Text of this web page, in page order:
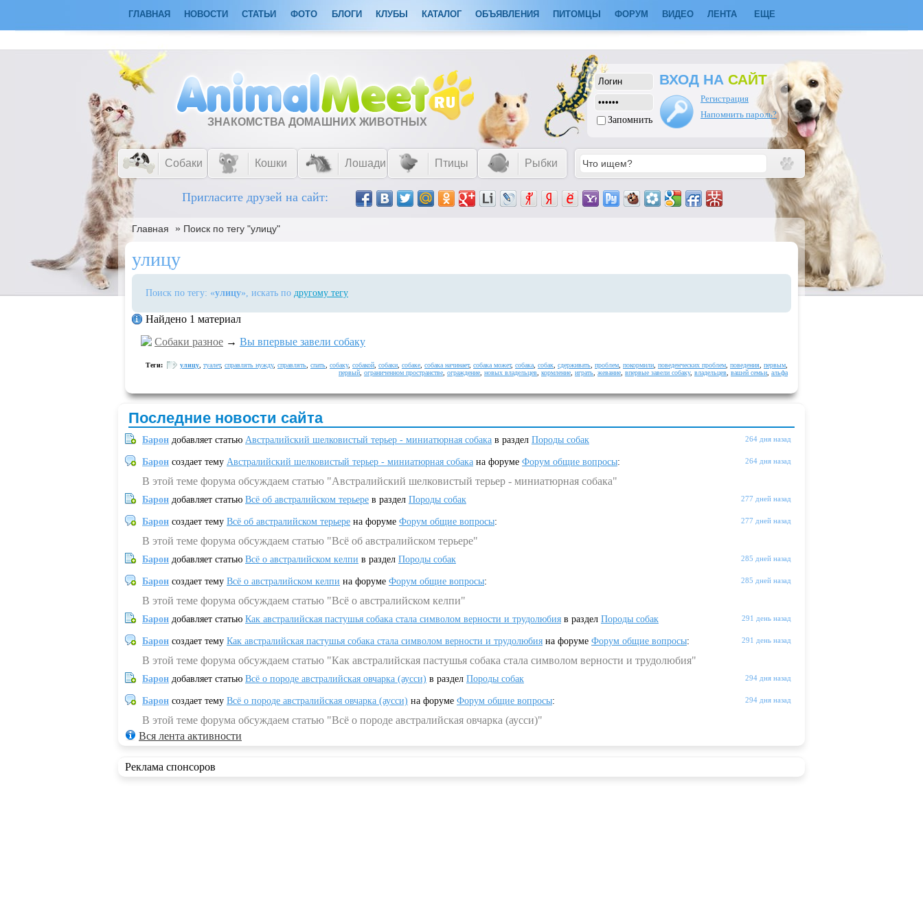
ГЛАВНАЯ НОВОСТИ СТАТЬИ ФОТО БЛОГИ КЛУБЫ КАТАЛОГ ОБЪЯВЛЕНИЯ ПИТОМЦЫ ФОРУМ ВИДЕО ЛЕНТА ЕЩЕ
ЗНАКОМСТВА ДОМАШНИХ ЖИВОТНЫХ Запомнить
ВХОД НА САЙТ
Регистрация
Напомнить пароль?
Собаки Кошки Лошади Птицы Рыбки
Пригласите друзей на сайт:
Главная » Поиск по тегу "улицу"
улицу
Поиск по тегу: «улицу», искать по другому тегу
Найдено 1 материал
Собаки разное → Вы впервые завели собаку
Теги: улицу туалет, справлять нужду, справлять спать собаку, собакой собаки собаке собака начинает, собака может, собака собак сдерживать проблем покормили поведенческих проблем поведения первым
первый ограниченном пространстве ограждение новых владельцев кормление играть жевание впервые завели собаку, владельцев вашей семьи альфа
Последние новости сайта
264 дня назад
Барон добавляет статью Австралийский шелковистый терьер - миниатюрная собака в раздел Породы собак
264 дня назад
Барон создает тему Австралийский шелковистый терьер - миниатюрная собака на форуме Форум общие вопросы:
В этой теме форума обсуждаем статью "Австралийский шелковистый терьер - миниатюрная собака"
277 дней назад
Барон добавляет статью Всё об австралийском терьере в раздел Породы собак
277 дней назад
Барон создает тему Всё об австралийском терьере на форуме Форум общие вопросы:
В этой теме форума обсуждаем статью "Всё об австралийском терьере"
285 дней назад
Барон добавляет статью Всё о австралийском келпи в раздел Породы собак
285 дней назад
Барон создает тему Всё о австралийском келпи на форуме Форум общие вопросы:
В этой теме форума обсуждаем статью "Всё о австралийском келпи"
291 день назад
Барон добавляет статью Как австралийская пастушья собака стала символом верности и трудолюбия в раздел Породы собак
291 день назад
Барон создает тему Как австралийская пастушья собака стала символом верности и трудолюбия на форуме Форум общие вопросы:
В этой теме форума обсуждаем статью "Как австралийская пастушья собака стала символом верности и трудолюбия"
294 дня назад
Барон добавляет статью Всё о породе австралийская овчарка (аусси) в раздел Породы собак
294 дня назад
Барон создает тему Всё о породе австралийская овчарка (аусси) на форуме Форум общие вопросы:
В этой теме форума обсуждаем статью "Всё о породе австралийская овчарка (аусси)"
Вся лента активности
Реклама спонсоров